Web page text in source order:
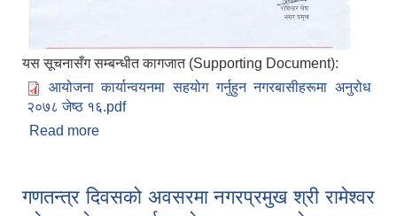
यस सूचनासँग सम्बन्धीत कागजात (Supporting Document):
आयोजना कार्यान्वयनमा सहयोग गर्नुहुन नगरबासीहरूमा अनुरोध
२०७८ जेष्ठ १६.pdf
Read more
गणतन्त्र दिवसको अवसरमा नगरप्रमुख श्री रामेश्वर